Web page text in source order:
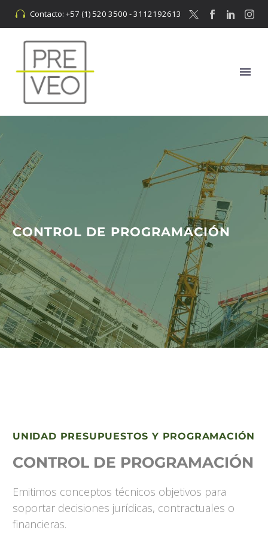

 Contacto: +57 (1) 520 3500 - 3112192613
CONTROL DE PROGRAMACIÓN​
UNIDAD PRESUPUESTOS Y PROGRAMACIÓN
CONTROL DE PROGRAMACIÓN​
Emitimos conceptos técnicos objetivos para
soportar decisiones jurídicas, contractuales o
financieras.